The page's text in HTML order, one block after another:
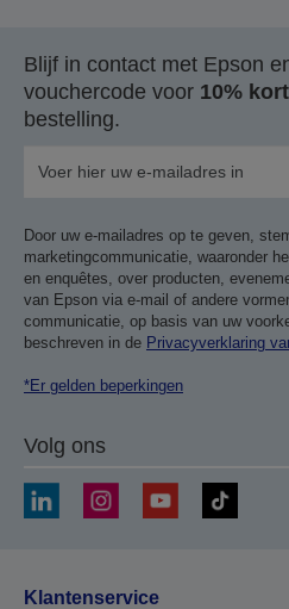
Blijf in contact met Epson
vouchercode voor 10%
bestelling.
Door uw e-mailadres op te geven,
marketingcommunicatie, waaronder
en enquêtes, over producten,
van Epson via e-mail of andere
communicatie, op basis van uw
beschreven in de Privacyverklaring
*Er gelden beperkingen
Volg ons
Klantenservice